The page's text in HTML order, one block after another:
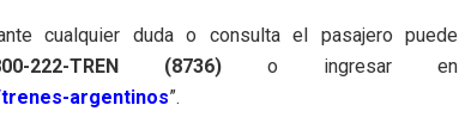
cualquier duda o consulta el pasajero puede
222-TREN (8736) o ingresar en
argentinos”.